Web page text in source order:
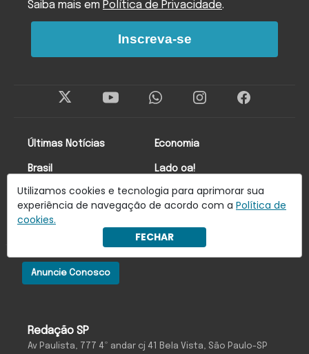
Utilizamos cookies e tecnologia para aprimorar sua
experiência de navegação de acordo com a Política de
cookies.
FECHAR
Redação SP
Av Paulista, 777 4º andar cj 41 Bela Vista, São Paulo-SP
Anuncie Conosco
Últimas Notícias
Brasil
Mundo
Economia
Lado oa!
Colunistas
Saiba mais em Política de Privacidade.
Inscreva-se